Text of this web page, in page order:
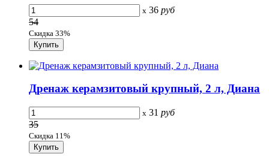
x 36 руб
54
Скидка 33%
Дренаж керамзитовый крупный, 2 л, Диана
x 31 руб
35
Скидка 11%